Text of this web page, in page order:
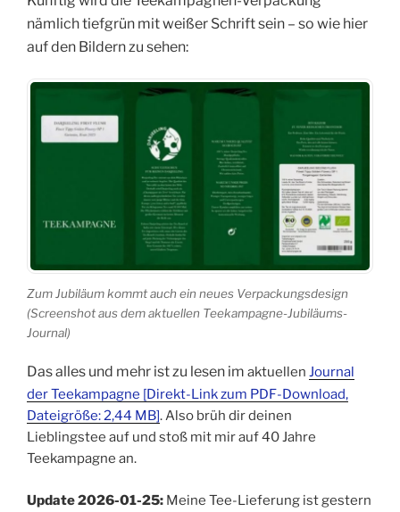
nämlich tiefgrün mit weißer Schrift sein – so wie hier
auf den Bildern zu sehen:
Zum Jubiläum kommt auch ein neues Verpackungsdesign
(Screenshot aus dem aktuellen Teekampagne-Jubiläums-
Journal)
Das alles und mehr ist zu lesen im aktuellen Journal
der Teekampagne [Direkt-Link zum PDF-Download,
Dateigröße: 2,44 MB]. Also brüh dir deinen
Lieblingstee auf und stoß mit mir auf 40 Jahre
Teekampagne an.
Update 2026-01-25: Meine Tee-Lieferung ist gestern